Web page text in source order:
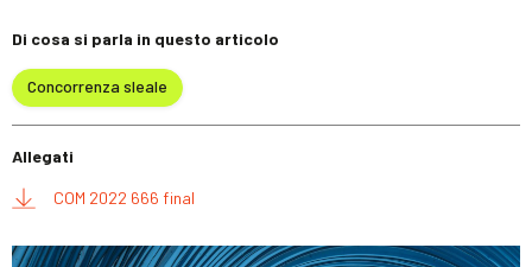
Di cosa si parla in questo articolo
Concorrenza sleale
Allegati
COM 2022 666 final